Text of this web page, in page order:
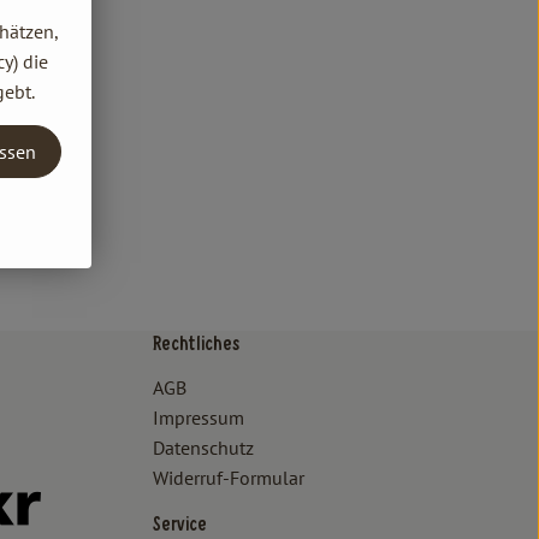
verbraucher
www.oekokiste.de/
lammertzhof/
www.instagram.com/lammertzhof/
https://www.youtube.com/channel/
Externer Link zu https://www.flickr.com/photos/
Rechtliches
AGB
Impressum
Datenschutz
Widerruf-Formular
Service
die